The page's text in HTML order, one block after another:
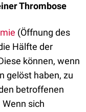
Thrombose
(Öffnung des
Hälfte der
können, wenn
gelöst haben, zu
betroffenen
sich